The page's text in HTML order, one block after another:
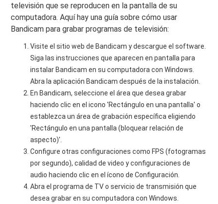
televisión que se reproducen en la pantalla de su
computadora. Aquí hay una guía sobre cómo usar
Bandicam para grabar programas de televisión:
Visite el sitio web de Bandicam y descargue el software.
Siga las instrucciones que aparecen en pantalla para
instalar Bandicam en su computadora con Windows.
Abra la aplicación Bandicam después de la instalación.
En Bandicam, seleccione el área que desea grabar
haciendo clic en el icono 'Rectángulo en una pantalla' o
establezca un área de grabación específica eligiendo
'Rectángulo en una pantalla (bloquear relación de
aspecto)'.
Configure otras configuraciones como FPS (fotogramas
por segundo), calidad de video y configuraciones de
audio haciendo clic en el ícono de Configuración.
Abra el programa de TV o servicio de transmisión que
desea grabar en su computadora con Windows.